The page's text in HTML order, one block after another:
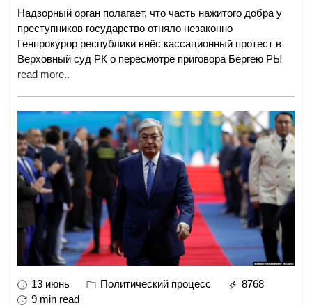
Надзорный орган полагает, что часть нажитого добра у
преступников государство отняло незаконно
Генпрокурор республики внёс кассационный протест в
Верховный суд РК о пересмотре приговора Бергею РЫ
read more..
13 июнь Политический процесс
8768
9 min read